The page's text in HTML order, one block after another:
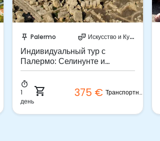
push_pin Palermo theater_comedy Искусство и Культура
Индивидуальный тур с
Палермо: Селинунте и
Седжеста
timer
1
день
shopping_cart 375 € Транспортное средство